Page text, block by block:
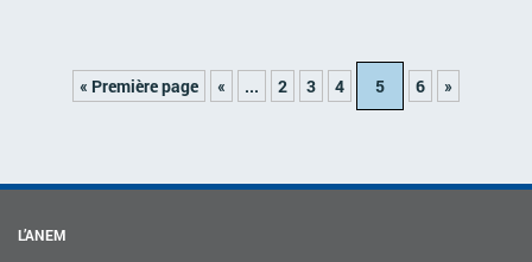
« Première page « ... 2 3 4 5 6 »
L’ANEM